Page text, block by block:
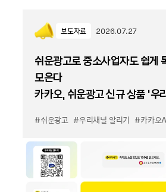
보도자료 2026.07.27
쉬운광고로 중소사업자도 쉽게
모은다
카카오, 쉬운광고 신규 상품 '우
#쉬운광고 #우리채널 알리기 #카카오